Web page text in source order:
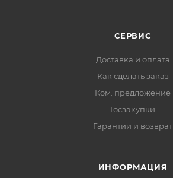
СЕРВИС
Доставка и оплата
Как сделать заказ
Ком. предложение
Госзакупки
Гарантии и возврат
ИНФОРМАЦИЯ